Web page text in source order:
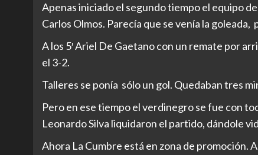
Apenas iniciado el segundo tiempo el equipo
Carlos Olmos. Parecía que se venía la
A los 5′ Ariel De Gaetano con un remate por
el 3-2.
Talleres se ponía sólo un gol. Quedaban tres
Pero en ese tiempo el verdinegro se fue con
Leonardo Silva liquidaron el partido, dándole
Ahora La Cumbre está en zona de promoción.